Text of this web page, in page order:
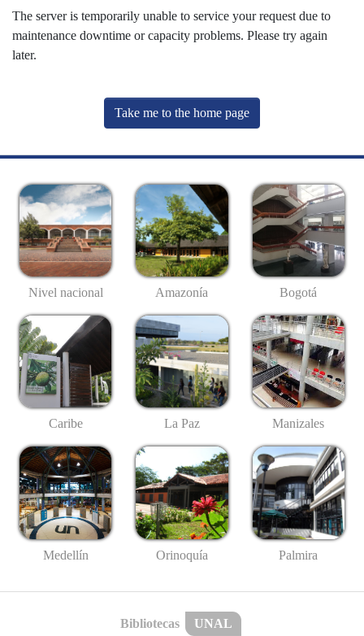
The server is temporarily unable to service your request due to
maintenance downtime or capacity problems. Please try again
later.
Take me to the home page
Nivel nacional Amazonía Bogotá
Caribe La Paz Manizales
Medellín Orinoquía Palmira
Bibliotecas UNAL